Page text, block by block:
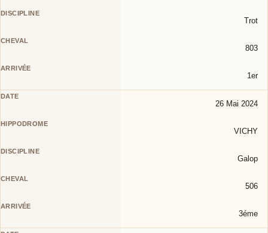
Trot
803
1er
26 Mai 2024
VICHY
Galop
506
3éme